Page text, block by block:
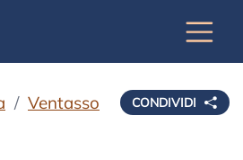
CONDIVIDI
Ventasso